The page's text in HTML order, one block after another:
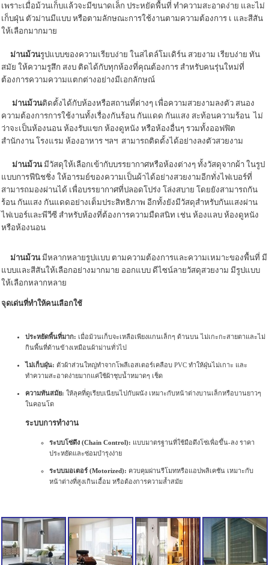
เพราะเมื่อม้วนเก็บแล้วจะมีขนาดเล็ก ประหยัดพื้นที่ ทำความสะอาดง่าย และไม่
เก็บฝุ่น ตัวม่านมีแบบ หรือตามลักษณะการใช้งานตามความต้องการ เ และสีสัน
ให้เลือกมากมาย
ม่านม้วนรูปแบบของความเรียบง่าย ในสไตล์โมเดิร์น สวยงาม เรียบง่าย ทัน
สมัย ให้ความรูสึก สงบ ติดได้กับทุกห้องที่คุณต้องการ สำหรับคนรุ่นใหม่ที่
ต้องการความความแตกต่างอย่างมีเอกลักษณ์
ม่านม้วนติดตั้งได้กับห้องหรือสถานที่ต่างๆ เพื่อความสวยงามลงตัว สนอง
ความต้องการการใช้งานทั้งเรื่องกันร้อน กันแดด กันแสง สะท้อนความร้อน ไม่
ว่าจะเป็นห้องนอน ห้องรับแขก ห้องดูหนัง หรือห้องอื่นๆ รวมทั้งออฟฟิต
สำนักงาน โรงแรม ห้องอาหาร ฯลฯ สามารถติดตั้งได้อย่างลงตัวสวยงาม
ม่านม้วนมีวัสดุให้เลือกเข้ากับบรรยากาศหรือห้องต่างๆ ทั้งวัสดุจากผ้า ในรูป
แบบการฟีนิชชิ่ง ให้อารมย์ของความเป็นผ้าได้อย่างสวยงามอีกทั่งไฟเบอร์ที่
สามารถมองผ่านได้ เพื่อบรรยากาศที่ปลอดโปร่ง โล่งสบาย โดยยังสามารถกัน
ร้อน กันแสง กันแดดอย่างเต็มประสิทธิภาพ อีกทั้งยังมีวัสดุสำหรับกันแสงผ่าน
ไฟเบอร์และพีวีซี สำหรับห้องที่ต้องการความมืดสนิท เช่น ห้องแลบ ห้องดูหนัง
หรือห้องนอน
ม่านม้วนมีหลากหลายรูปแบบ ตามความต้องการและความเหมาะของพื้นที่ มี
แบบและสีสันให้เลือกอย่างมากมาย ออกแบบ ดีไซน์ลายวัสดุสวยงาม มีรูปแบบ
ให้เลือกหลากหลาย
จุดเด่นที่ทำให้คนเลือกใช้
ประหยัดพื้นที่มาก: เมื่อม้วนเก็บจะเหลือเพียงแกนเล็กๆ ด้านบน ไม่เกะกะสายตาและไม่
กินพื้นที่ด้านข้างเหมือนผ้าม่านทั่วไป
ไม่เก็บฝุ่น: ตัวผ้าส่วนใหญ่ทำจากโพลีเอสเตอร์เคลือบ PVC ทำให้ฝุ่นไม่เกาะ และ
ทำความสะอาดง่ายมากแค่ใช้ผ้าชุบน้ำหมาดๆ เช็ด
ความทันสมัย: ให้ลุคที่ดูเรียบเนียนไปกับผนัง เหมาะกับหน้าต่างบานเล็กหรือบานยาวๆ
ในคอนโด
ระบบการทำงาน
ระบบโซ่ดึง (Chain Control): แบบมาตรฐานที่ใช้มือดึงโซ่เพื่อขึ้น-ลง ราคา
ประหยัดและซ่อมบำรุงง่าย
ระบบมอเตอร์ (Motorized): ควบคุมผ่านรีโมทหรือแอปพลิเคชัน เหมาะกับ
หน้าต่างที่สูงเกินเอื้อม หรือต้องการความล้ำสมัย